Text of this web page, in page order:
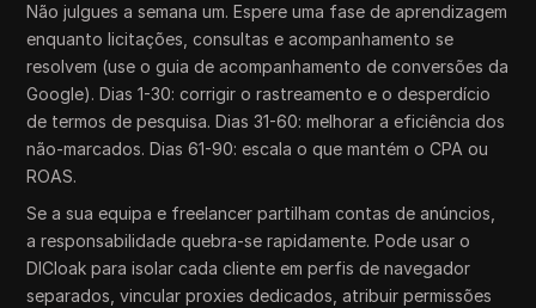
Não julgues a semana um. Espere uma fase de aprendizagem
enquanto licitações, consultas e acompanhamento se
resolvem (use o guia de acompanhamento de conversões da
Google). Dias 1-30: corrigir o rastreamento e o desperdício
de termos de pesquisa. Dias 31-60: melhorar a eficiência dos
não-marcados. Dias 61-90: escala o que mantém o CPA ou
ROAS.
Se a sua equipa e freelancer partilham contas de anúncios,
a responsabilidade quebra-se rapidamente. Pode usar o
DICloak para isolar cada cliente em perfis de navegador
separados, vincular proxies dedicados, atribuir permissões